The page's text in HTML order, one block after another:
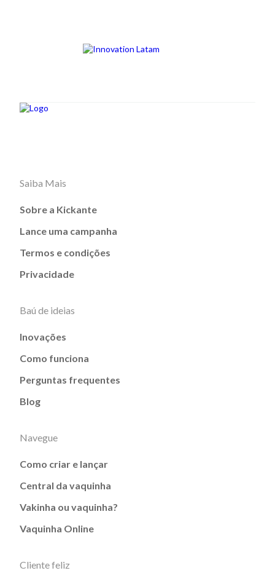
Saiba Mais
Sobre a Kickante
Lance uma campanha
Termos e condições
Privacidade
Baú de ideias
Inovações
Como funciona
Perguntas frequentes
Blog
Navegue
Como criar e lançar
Central da vaquinha
Vakinha ou vaquinha?
Vaquinha Online
Cliente feliz